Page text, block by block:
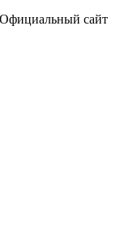
сайт